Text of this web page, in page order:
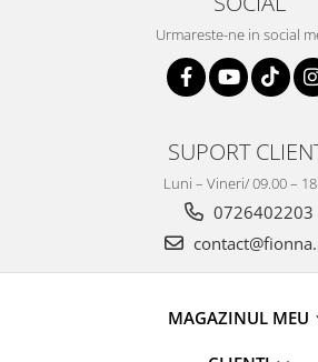
Urmareste-ne in social
SUPORT
Luni – Vineri/ 09.00 –
0726402203
MAGAZINUL MEU